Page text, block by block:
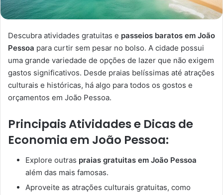
Descubra atividades gratuitas e passeios baratos em João
Pessoa para curtir sem pesar no bolso. A cidade possui
uma grande variedade de opções de lazer que não exigem
gastos significativos. Desde praias belíssimas até atrações
culturais e históricas, há algo para todos os gostos e
orçamentos em João Pessoa.
Principais Atividades e Dicas de
Economia em João Pessoa:
Explore outras praias gratuitas em João Pessoa
além das mais famosas.
Aproveite as atrações culturais gratuitas, como